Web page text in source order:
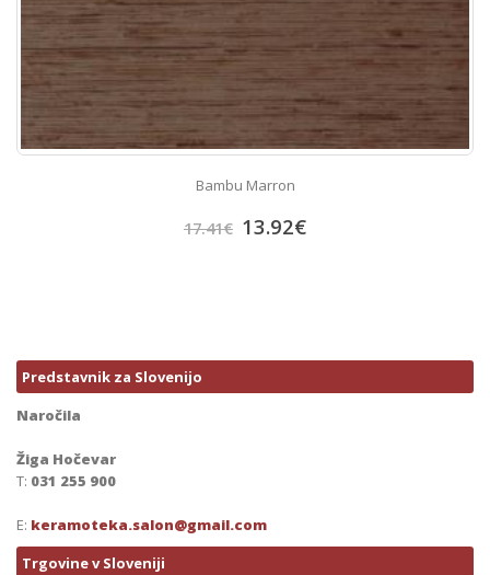
Bambu Marron
17.41€ 13.92€
Predstavnik za Slovenijo
Naročila
Žiga Hočevar
T: 031 255 900
E: keramoteka.salon@gmail.com
Trgovine v Sloveniji